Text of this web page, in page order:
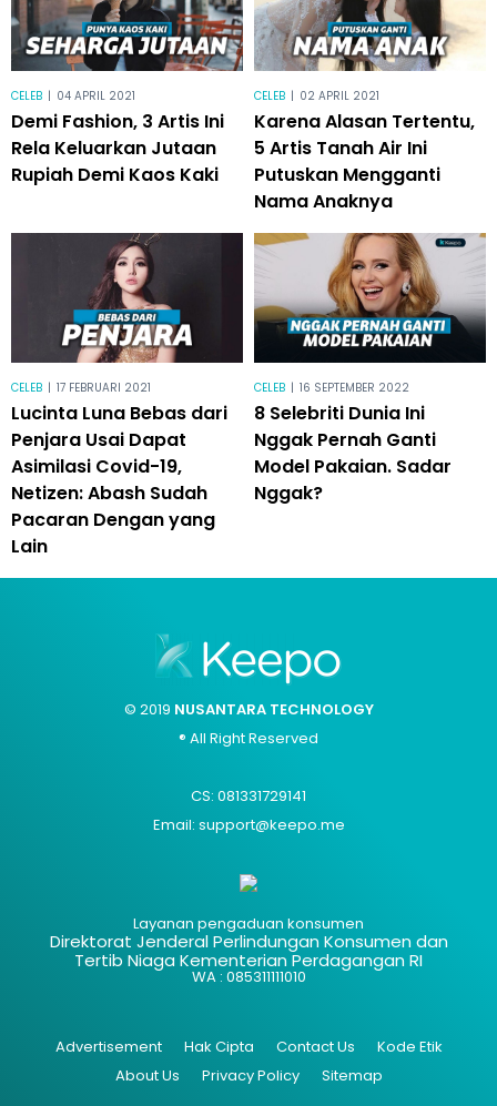
CELEB | 04 APRIL 2021
Demi Fashion, 3 Artis Ini
Rela Keluarkan Jutaan
Rupiah Demi Kaos Kaki
CELEB | 02 APRIL 2021
Karena Alasan Tertentu,
5 Artis Tanah Air Ini
Putuskan Mengganti
Nama Anaknya
CELEB | 17 FEBRUARI 2021
Lucinta Luna Bebas dari
Penjara Usai Dapat
Asimilasi Covid-19,
Netizen: Abash Sudah
Pacaran Dengan yang
Lain
CELEB | 16 SEPTEMBER 2022
8 Selebriti Dunia Ini
Nggak Pernah Ganti
Model Pakaian. Sadar
Nggak?
© 2019 NUSANTARA TECHNOLOGY
® All Right Reserved
CS: 081331729141
Email: support@keepo.me
Layanan pengaduan konsumen
Direktorat Jenderal Perlindungan Konsumen dan
Tertib Niaga Kementerian Perdagangan RI
WA : 085311111010
Advertisement Hak Cipta Contact Us
Kode Etik
About Us
Privacy Policy Sitemap